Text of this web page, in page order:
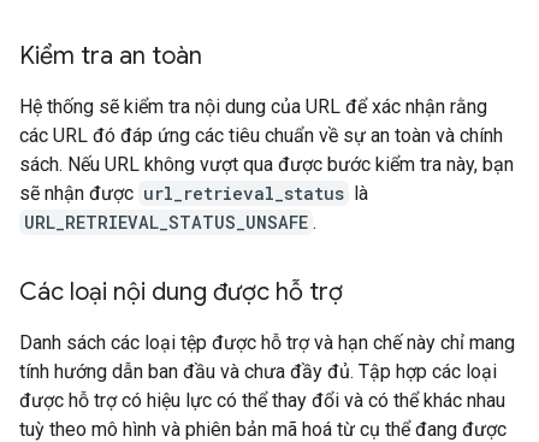
Kiểm tra an toàn
Hệ thống sẽ kiểm tra nội dung của URL để xác nhận rằng
các URL đó đáp ứng các tiêu chuẩn về sự an toàn và chính
sách. Nếu URL không vượt qua được bước kiểm tra này, bạn
sẽ nhận được url_retrieval_status là
URL_RETRIEVAL_STATUS_UNSAFE .
Các loại nội dung được hỗ trợ
Danh sách các loại tệp được hỗ trợ và hạn chế này chỉ mang
tính hướng dẫn ban đầu và chưa đầy đủ. Tập hợp các loại
được hỗ trợ có hiệu lực có thể thay đổi và có thể khác nhau
tuỳ theo mô hình và phiên bản mã hoá từ cụ thể đang được